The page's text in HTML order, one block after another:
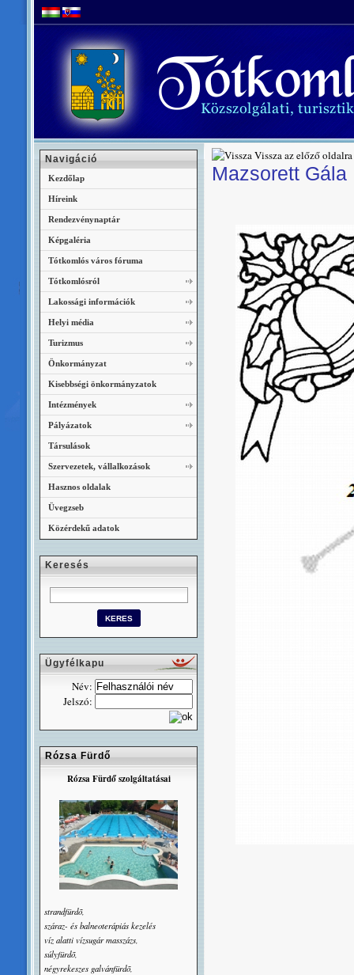
Vissza az előző oldalra
Mazsorett Gála
Navigáció
Kezdőlap
Híreink
Rendezvénynaptár
Képgaléria
Tótkomlós város fóruma
Tótkomlósról
Lakossági információk
Helyi média
Turizmus
Önkormányzat
Kisebbségi önkormányzatok
Intézmények
Pályázatok
Társulások
Szervezetek, vállalkozások
Hasznos oldalak
Üvegzseb
Közérdekű adatok
Keresés
Ügyfélkapu
Név:
Jelszó:
Rózsa Fürdő
Rózsa Fürdő szolgáltatásai
strandfürdõ,
száraz- és balneoterápiás kezelés
víz alatti vízsugár masszázs,
súlyfürdõ,
négyrekeszes galvánfürdõ,